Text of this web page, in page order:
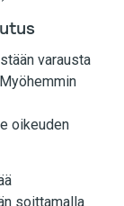
varausta
oikeuden
soittamalla